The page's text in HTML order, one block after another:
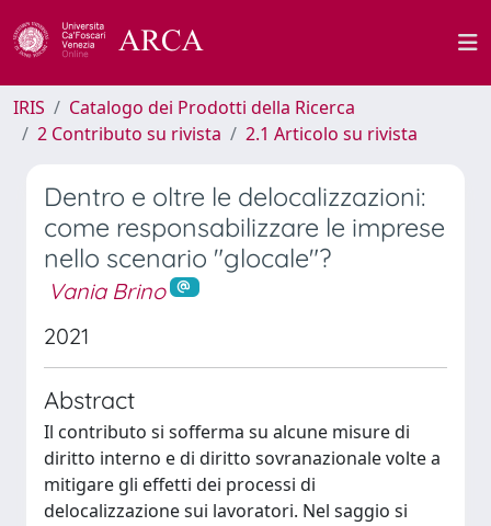
IRIS
Catalogo dei Prodotti della Ricerca
2 Contributo su rivista
2.1 Articolo su rivista
Dentro e oltre le delocalizzazioni:
come responsabilizzare le imprese
nello scenario "glocale"?
Vania Brino
2021
Abstract
Il contributo si sofferma su alcune misure di
diritto interno e di diritto sovranazionale volte a
mitigare gli effetti dei processi di
delocalizzazione sui lavoratori. Nel saggio si